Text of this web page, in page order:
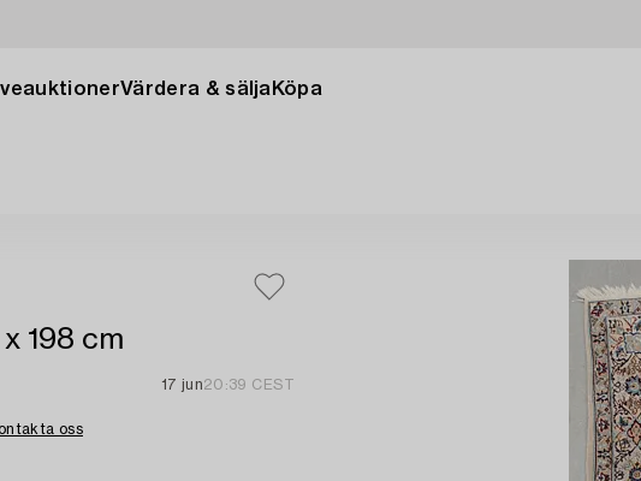
Värdera & sälja Köpa
198 cm
17 jun20:39 CEST
oss